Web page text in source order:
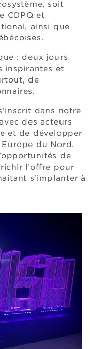
soit
CDPQ et
ainsi que
: deux jours
inspirantes et
de
dans notre
des acteurs
et de développer
du Nord.
de
l’offre pour
s’implanter à